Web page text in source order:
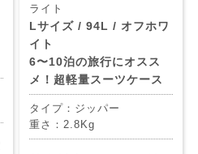
ライト
Lサイズ / 94L / オフホワ
イト
6〜10泊の旅行にオスス
メ！超軽量スーツケース
タイプ：ジッパー
重さ：2.8Kg